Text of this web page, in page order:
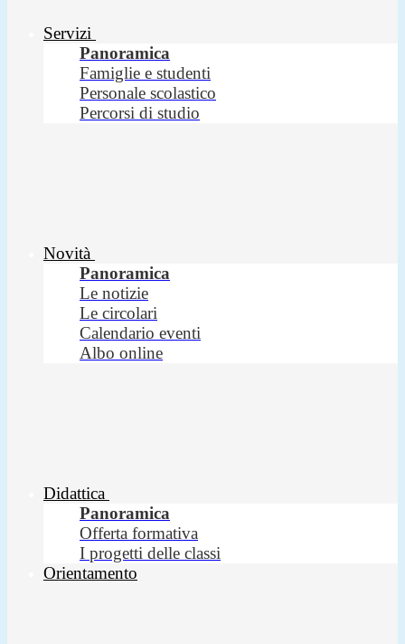
Servizi
Panoramica
Famiglie e studenti
Personale scolastico
Percorsi di studio
Novità
Panoramica
Le notizie
Le circolari
Calendario eventi
Albo online
Didattica
Panoramica
Offerta formativa
I progetti delle classi
Orientamento